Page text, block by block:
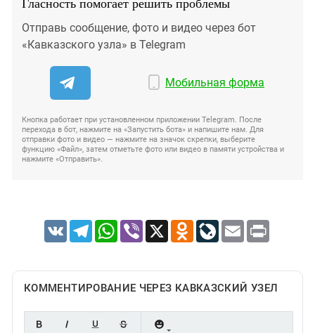
Отправь сообщение, фото и видео через бот
«Кавказского узла» в Telegram
Мобильная форма
Кнопка работает при установленном приложении Telegram. После
перехода в бот, нажмите на «Запустить бота» и напишите нам. Для
отправки фото и видео — нажмите на значок скрепки, выберите
функцию «Файл», затем отметьте фото или видео в памяти устройства и
нажмите «Отправить».
VK TelegramWhatsApp
Viber X Odnoklassniki
LiveJournal
Email Print
КОММЕНТИРОВАНИЕ ЧЕРЕЗ КАВКАЗСКИЙ УЗЕЛ